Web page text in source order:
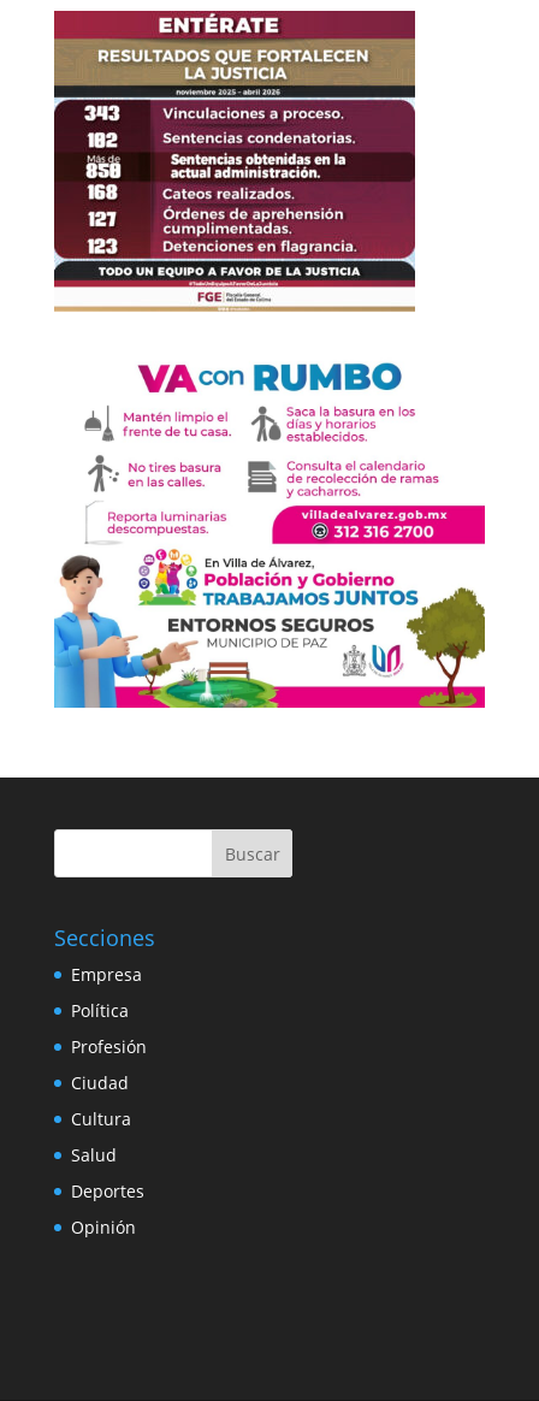
Buscar
Secciones
Empresa
Política
Profesión
Ciudad
Cultura
Salud
Deportes
Opinión